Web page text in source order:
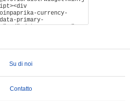
Su di noi
Contatto